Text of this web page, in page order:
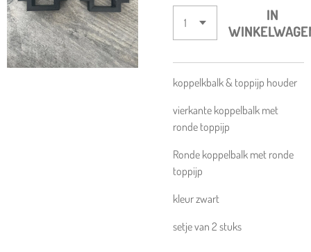
IN
koppelkbalk & toppijp houder
vierkante koppelbalk met
ronde toppijp
Ronde koppelbalk met ronde
toppijp
kleur zwart
setje van 2 stuks